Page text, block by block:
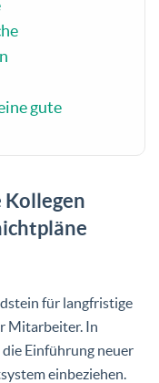
gute
Kollegen
für langfristige
Mitarbeiter. In
Einführung neuer
einbeziehen.